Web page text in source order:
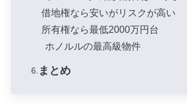
借地権なら安いがリスクが高い
所有権なら最低2000万円台
ホノルルの最高級物件
まとめ